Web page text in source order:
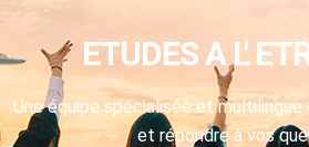
ETUDES A L'
Une équipe spécialisée et
et répondre à vos